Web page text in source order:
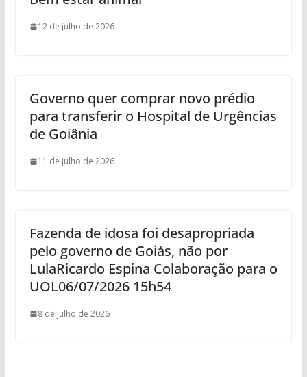
12 de julho de 2026
Governo quer comprar novo prédio
para transferir o Hospital de Urgências
de Goiânia
11 de julho de 2026
Fazenda de idosa foi desapropriada
pelo governo de Goiás, não por
LulaRicardo Espina Colaboração para o
UOL06/07/2026 15h54
8 de julho de 2026